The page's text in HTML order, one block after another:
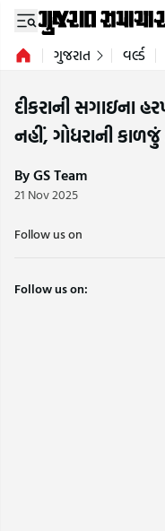
ગુજરાત વર્લ્ડ
દીકરાની સગાઇના
નહીં, ગોધરાની કાળજું
By GS Team
21 Nov 2025
Follow us on
Follow us on: